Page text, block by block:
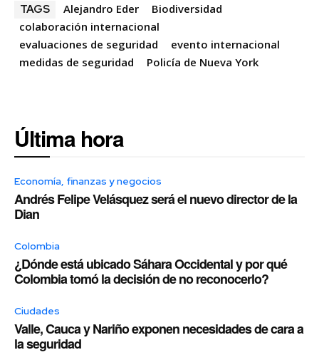
TAGS Alejandro Eder
Biodiversidad
colaboración internacional
evaluaciones de seguridad
evento internacional
medidas de seguridad
Policía de Nueva York
Última hora
Economía, finanzas y negocios
Andrés Felipe Velásquez será el nuevo director de la
Dian
Colombia
¿Dónde está ubicado Sáhara Occidental y por qué
Colombia tomó la decisión de no reconocerlo?
Ciudades
Valle, Cauca y Nariño exponen necesidades de cara a
la seguridad